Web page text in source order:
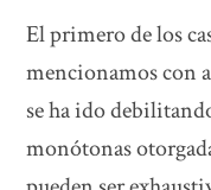
El primero de los
mencionamos con
se ha ido
monótonas